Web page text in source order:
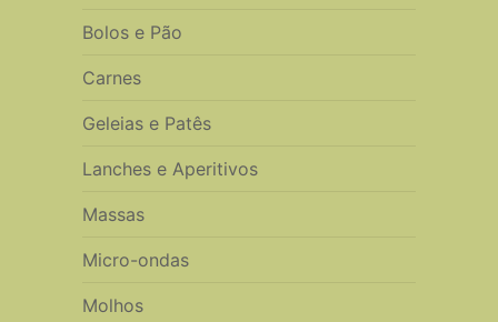
Bolos e Pão
Carnes
Geleias e Patês
Lanches e Aperitivos
Massas
Micro-ondas
Molhos